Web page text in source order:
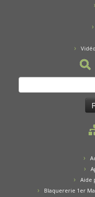
Rechercher :
Aide
Blaquererie 1er